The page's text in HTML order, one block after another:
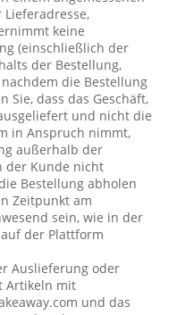
keine
(einschließlich der
der Bestellung,
die Bestellung
Sie, dass das Geschäft,
und nicht die
in Anspruch nimmt,
außerhalb der
der Kunde nicht
Bestellung abholen
Zeitpunkt am
sein, wie in der
der Plattform
Auslieferung oder
Artikeln mit
und das